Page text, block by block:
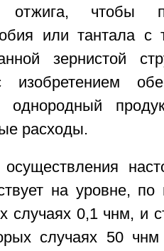
отжига, чтобы
или тантала с
зернистой
изобретением
однородный
расходы.
на уровне,
случаях 0,1 чнм, и
случаях 50 чнм